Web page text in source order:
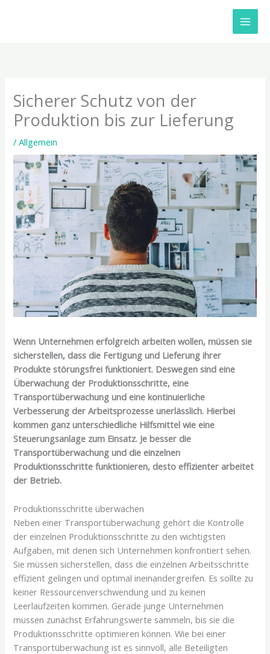
Sicherer Schutz von der
Produktion bis zur Lieferung
/Allgemein
Wenn Unternehmen erfolgreich arbeiten wollen, müssen sie
sicherstellen, dass die Fertigung und Lieferung ihrer
Produkte störungsfrei funktioniert. Deswegen sind eine
Überwachung der Produktionsschritte, eine
Transportüberwachung und eine kontinuierliche
Verbesserung der Arbeitsprozesse unerlässlich. Hierbei
kommen ganz unterschiedliche Hilfsmittel wie eine
Steuerungsanlage zum Einsatz. Je besser die
Transportüberwachung und die einzelnen
Produktionsschritte funktionieren, desto effizienter arbeitet
der Betrieb.
Produktionsschritte überwachen
Neben einer Transportüberwachung gehört die Kontrolle
der einzelnen Produktionsschritte zu den wichtigsten
Aufgaben, mit denen sich Unternehmen konfrontiert sehen.
Sie müssen sicherstellen, dass die einzelnen Arbeitsschritte
effizient gelingen und optimal ineinandergreifen. Es sollte zu
keiner Ressourcenverschwendung und zu keinen
Leerlaufzeiten kommen. Gerade junge Unternehmen
müssen zunächst Erfahrungswerte sammeln, bis sie die
Produktionsschritte optimieren können. Wie bei einer
Transportüberwachung ist es sinnvoll, alle Beteiligten